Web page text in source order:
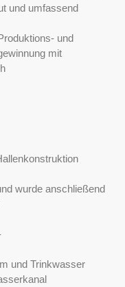
und umfassend
und
mit
wurde anschließend
und Trinkwasser